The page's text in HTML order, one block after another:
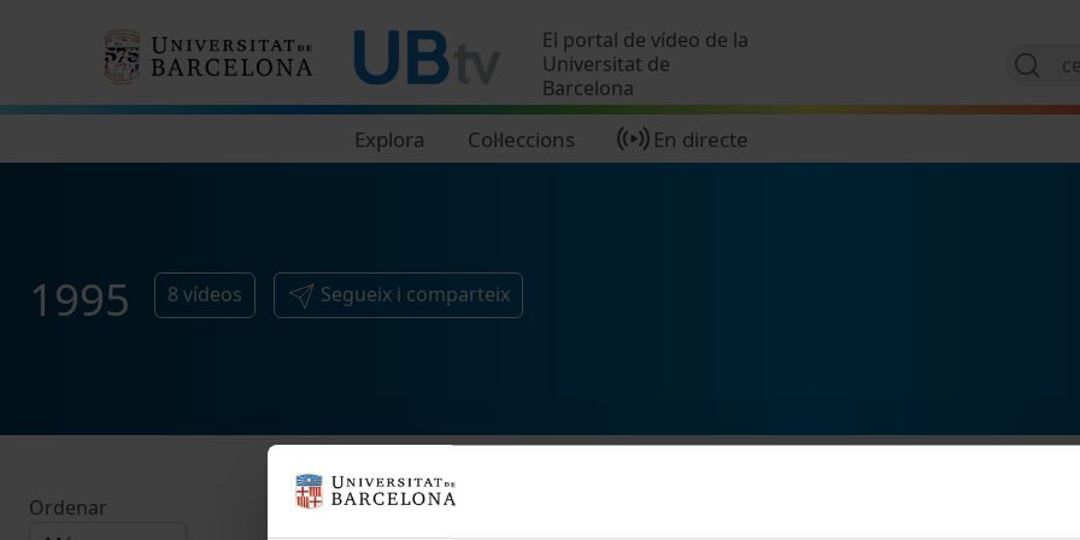
El portal de vídeo de la
Universitat de
Barcelona
Explora Col·leccions En directe
1995 8 vídeos Segueix i comparteix
Ordenar